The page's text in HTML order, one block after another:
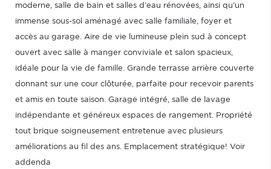
moderne, salle de bain et salles d'eau rénovées, ainsi qu'un
immense sous-sol aménagé avec salle familiale, foyer et
accès au garage. Aire de vie lumineuse plein sud à concept
ouvert avec salle à manger conviviale et salon spacieux,
idéale pour la vie de famille. Grande terrasse arrière couverte
donnant sur une cour clôturée, parfaite pour recevoir parents
et amis en toute saison. Garage intégré, salle de lavage
indépendante et généreux espaces de rangement. Propriété
tout brique soigneusement entretenue avec plusieurs
améliorations au fil des ans. Emplacement stratégique! Voir
addenda